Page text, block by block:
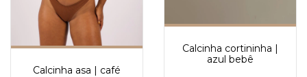
Calcinha asa | café
Calcinha cortininha |
azul bebê